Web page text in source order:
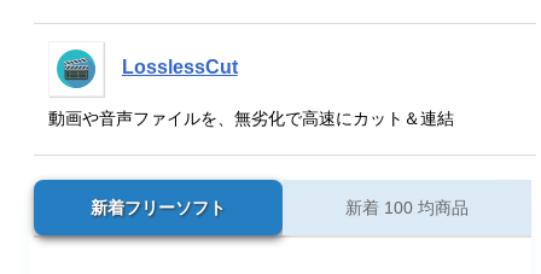
LosslessCut
動画や音声ファイルを、無劣化で高速にカット＆連結
新着フリーソフト 新着 100 均商品